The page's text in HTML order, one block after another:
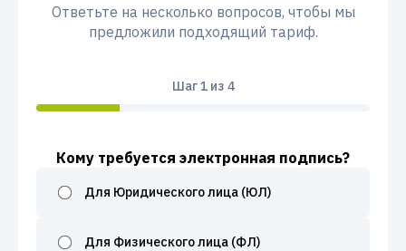
Ответьте на несколько вопросов, чтобы мы
предложили подходящий тариф.
Шаг1из 4
Кому требуется электронная подпись?
Для Юридического лица (ЮЛ)
Для Физического лица (ФЛ)